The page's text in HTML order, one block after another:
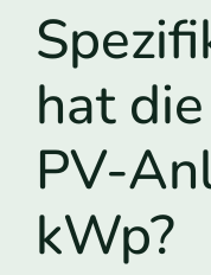
hat
PV-
kWp?